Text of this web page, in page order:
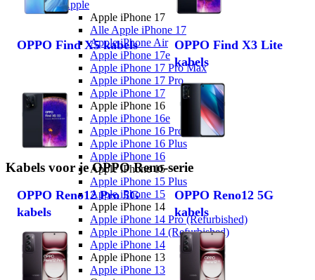
Apple
Apple iPhone 17
Alle Apple iPhone 17
Apple iPhone Air
Apple iPhone 17e
Apple iPhone 17 Pro Max
Apple iPhone 17 Pro
Apple iPhone 17
Apple iPhone 16
Apple iPhone 16e
Apple iPhone 16 Pro Max
Apple iPhone 16 Plus
Apple iPhone 16
Apple iPhone 15
Apple iPhone 15 Plus
Apple iPhone 15
Apple iPhone 14
Apple iPhone 14 Pro (Refurbished)
Apple iPhone 14 (Refurbished)
Apple iPhone 14
Apple iPhone 13
Apple iPhone 13
OPPO Find X5 kabels
OPPO Find X3 Lite
kabels
Kabels voor je OPPO Reno-serie
OPPO Reno12 Pro 5G
kabels
OPPO Reno12 5G
kabels